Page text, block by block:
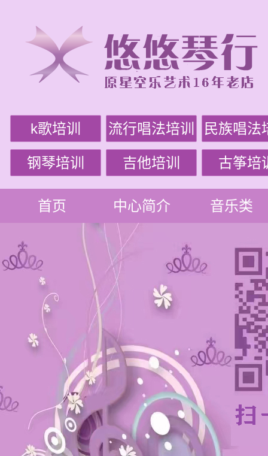
k歌培训 流行唱法培训 民族唱法
钢琴培训 吉他培训 古筝培
首页 中心简介 音乐类